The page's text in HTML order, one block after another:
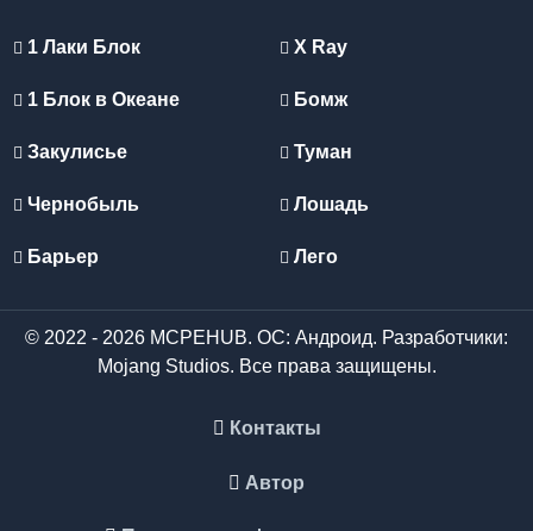
1 Лаки Блок
1 Блок в Океане
Закулисье
Чернобыль
Барьер
X Ray
Бомж
Туман
Лошадь
Лего
© 2022 - 2026 MCPEHUB. ОС: Андроид. Разработчики:
Mojang Studios. Все права защищены.
Контакты
Автор